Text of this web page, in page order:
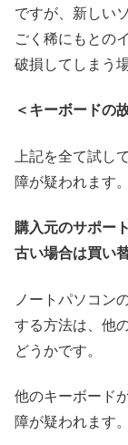
ですが、新しい
ごく稀にもとの
破損してしまう
＜キーボードの
上記を全て試し
障が疑われます。
購入元のサポー
古い場合は買い
ノートパソコン
する方法は、他
どうかです。
他のキーボード
障が疑われます。